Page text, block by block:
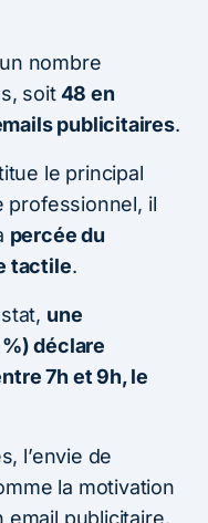
nombre
soit48 en
publicitaires.
le principal
professionnel, il
percée du
tactile.
une
déclare
7h et 9h, le
l’envie de
la motivation
email publicitaire.